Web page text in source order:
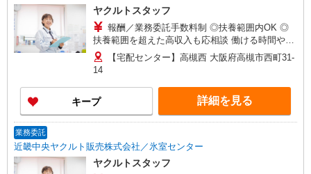
ヤクルトスタッフ
報酬／業務委託手数料制 ◎扶養範囲内OK ◎
扶養範囲を超えた高収入も応相談 働ける時間や環
境に合わせて最大限考慮します。 初めての方でも
お気軽にお問い合わせください！ ※収入補償／月
マなし！ ※研修期間／15日間／2000円／日 収入
保障期間：12か月
【宅配センター】高槻西 大阪府高槻市西町31-
14
キープ 詳細を見る
業務委託
近畿中央ヤクルト販売株式会社／氷室センター
ヤクルトスタッフ